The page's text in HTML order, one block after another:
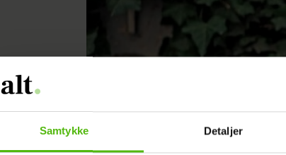
Samtykke Detaljer